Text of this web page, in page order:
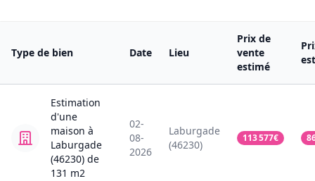
Type de bien Date Lieu
Prix de
vente
estimé
Estimation
d'une
maison à
Laburgade
(46230) de
131 m2
02-
08-
2026
Laburgade
(46230)
113 577€